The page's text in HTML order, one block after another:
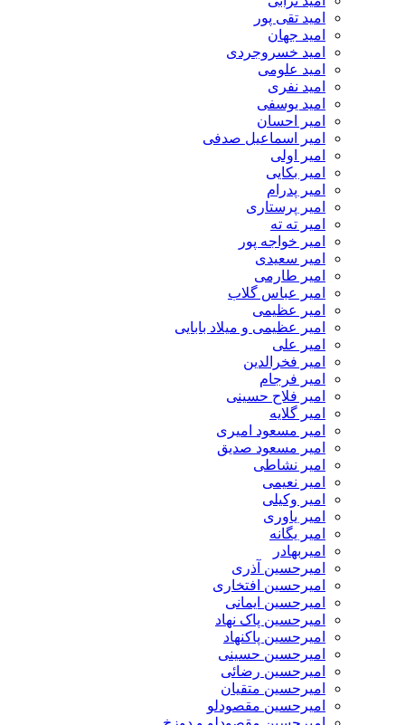
امید تقی پور
امید جهان
امید خسروجردی
امید علومی
امید نفری
امید یوسفی
امیر احسان
امیر اسماعیل صدفی
امیر اولی
امیر بکایی
امیر پدرام
امیر پرستاری
امیر ته ته
امیر خواجه پور
امیر سعیدی
امیر طارمی
امیر عباس گلاب
امیر عظیمی
امیر عظیمی و میلاد بابایی
امیر علی
امیر فخرالدین
امیر فرجام
امیر فلاح حسینی
امیر گلایه
امیر مسعود امیری
امیر مسعود صدیق
امیر نشاطی
امیر نعیمی
امیر وکیلی
امیر یاوری
امیر یگانه
امیربهادر
امیرحسین آذری
امیرحسین افتخاری
امیرحسین ایمانی
امیرحسین پاک نهاد
امیرحسین پاکنهاد
امیرحسین حسینی
امیرحسین رضائی
امیرحسین متقیان
امیرحسین مقصودلو